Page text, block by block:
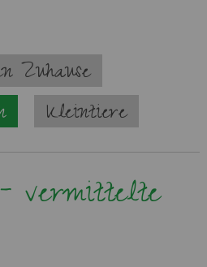
Zuhause
Kleintiere
vermittelte